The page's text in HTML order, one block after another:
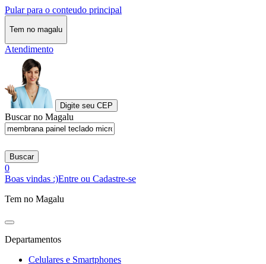
Pular para o conteudo principal
Tem no magalu
Atendimento
Digite seu CEP
Buscar no Magalu
Buscar
0
Boas vindas :)Entre ou Cadastre-se
Tem no Magalu
Departamentos
Celulares e Smartphones